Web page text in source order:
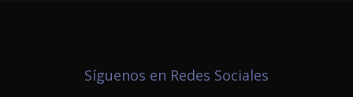
Síguenos en Redes Sociales